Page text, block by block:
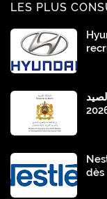
LES PLUS
dès